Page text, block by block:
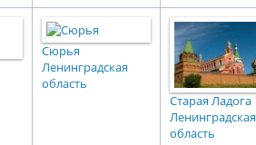
Сюрья
Ленинградская
область
Старая Ладога
Ленинградская
область